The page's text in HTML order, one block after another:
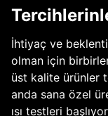
İhtiyaç ve
olman için
üst kalite ürünler
anda sana özel
ısı testleri